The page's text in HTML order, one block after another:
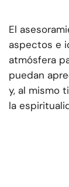
El
aspectos e
atmósfera
puedan
y, al mismo
la